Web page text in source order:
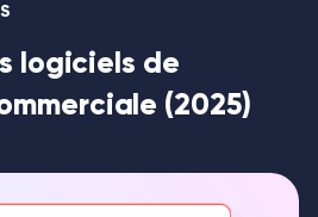
logiciels de
(2025)